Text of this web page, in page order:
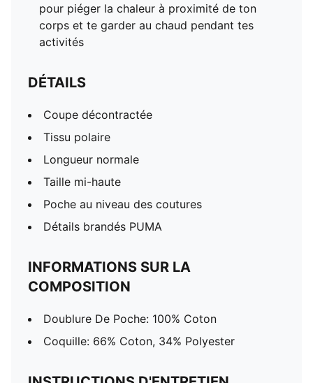
pour piéger la chaleur à proximité de ton
corps et te garder au chaud pendant tes
activités
DÉTAILS
Coupe décontractée
Tissu polaire
Longueur normale
Taille mi-haute
Poche au niveau des coutures
Détails brandés PUMA
INFORMATIONS SUR LA
COMPOSITION
Doublure De Poche: 100% Coton
Coquille: 66% Coton, 34% Polyester